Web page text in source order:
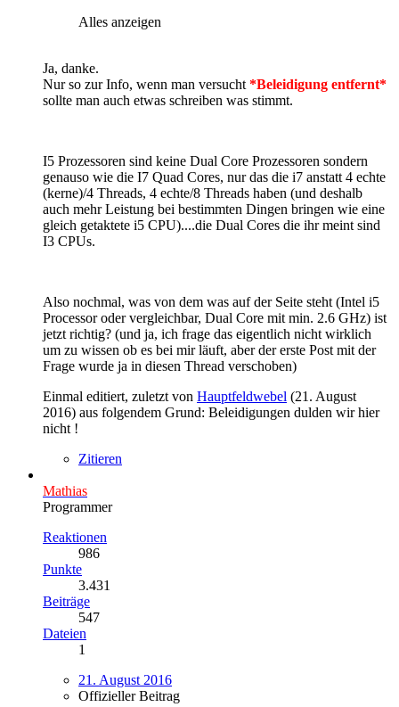
Alles anzeigen
Ja, danke.
Nur so zur Info, wenn man versucht *Beleidigung entfernt*
sollte man auch etwas schreiben was stimmt.
I5 Prozessoren sind keine Dual Core Prozessoren sondern
genauso wie die I7 Quad Cores, nur das die i7 anstatt 4 echte
(kerne)/4 Threads, 4 echte/8 Threads haben (und deshalb
auch mehr Leistung bei bestimmten Dingen bringen wie eine
gleich getaktete i5 CPU)....die Dual Cores die ihr meint sind
I3 CPUs.
Also nochmal, was von dem was auf der Seite steht (Intel i5
Processor oder vergleichbar, Dual Core mit min. 2.6 GHz) ist
jetzt richtig? (und ja, ich frage das eigentlich nicht wirklich
um zu wissen ob es bei mir läuft, aber der erste Post mit der
Frage wurde ja in diesen Thread verschoben)
Einmal editiert, zuletzt von Hauptfeldwebel (21. August
2016) aus folgendem Grund: Beleidigungen dulden wir hier
nicht !
Zitieren
Mathias
Programmer
Reaktionen
986
Punkte
3.431
Beiträge
547
Dateien
1
21. August 2016
Offizieller Beitrag